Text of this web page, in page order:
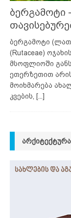
ბერგამოტი
ბერგამოტი
(Rutaceae)
მსოფლიოში
ეთერზეთით
მოიხმარება
კვების,
[...]
ᲐᲠᲥᲘᲢᲔᲥᲢᲣᲠᲐ